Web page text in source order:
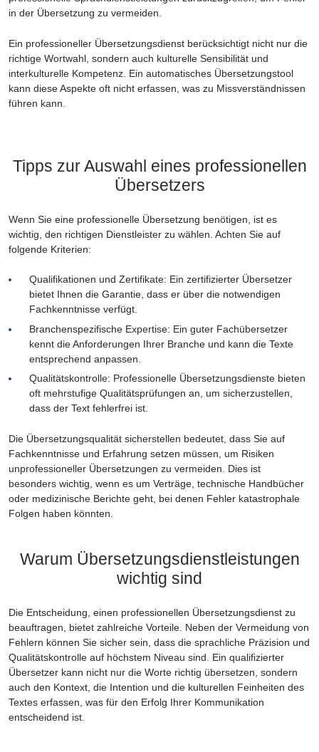
in der Übersetzung zu vermeiden.
Ein professioneller Übersetzungsdienst berücksichtigt nicht nur die
richtige Wortwahl, sondern auch kulturelle Sensibilität und
interkulturelle Kompetenz. Ein automatisches Übersetzungstool
kann diese Aspekte oft nicht erfassen, was zu Missverständnissen
führen kann.
Tipps zur Auswahl eines professionellen
Übersetzers
Wenn Sie eine professionelle Übersetzung benötigen, ist es
wichtig, den richtigen Dienstleister zu wählen. Achten Sie auf
folgende Kriterien:
Qualifikationen und Zertifikate: Ein zertifizierter Übersetzer
bietet Ihnen die Garantie, dass er über die notwendigen
Fachkenntnisse verfügt.
Branchenspezifische Expertise: Ein guter Fachübersetzer
kennt die Anforderungen Ihrer Branche und kann die Texte
entsprechend anpassen.
Qualitätskontrolle: Professionelle Übersetzungsdienste bieten
oft mehrstufige Qualitätsprüfungen an, um sicherzustellen,
dass der Text fehlerfrei ist.
Die Übersetzungsqualität sicherstellen bedeutet, dass Sie auf
Fachkenntnisse und Erfahrung setzen müssen, um Risiken
unprofessioneller Übersetzungen zu vermeiden. Dies ist
besonders wichtig, wenn es um Verträge, technische Handbücher
oder medizinische Berichte geht, bei denen Fehler katastrophale
Folgen haben könnten.
Warum Übersetzungsdienstleistungen
wichtig sind
Die Entscheidung, einen professionellen Übersetzungsdienst zu
beauftragen, bietet zahlreiche Vorteile. Neben der Vermeidung von
Fehlern können Sie sicher sein, dass die sprachliche Präzision und
Qualitätskontrolle auf höchstem Niveau sind. Ein qualifizierter
Übersetzer kann nicht nur die Worte richtig übersetzen, sondern
auch den Kontext, die Intention und die kulturellen Feinheiten des
Textes erfassen, was für den Erfolg Ihrer Kommunikation
entscheidend ist.